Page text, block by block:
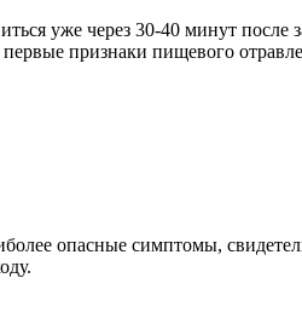
уже через 30-40 минут
признаки пищевого
опасные симптомы,